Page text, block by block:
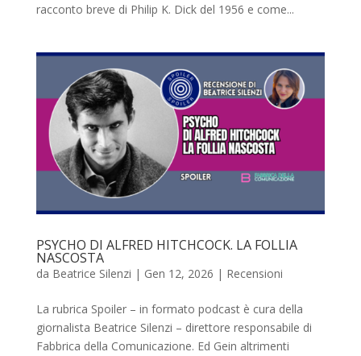
racconto breve di Philip K. Dick del 1956 e come...
PSYCHO DI ALFRED HITCHCOCK. LA FOLLIA
NASCOSTA
da Beatrice Silenzi | Gen 12, 2026 | Recensioni
La rubrica Spoiler – in formato podcast è cura della
giornalista Beatrice Silenzi – direttore responsabile di
Fabbrica della Comunicazione. Ed Gein altrimenti